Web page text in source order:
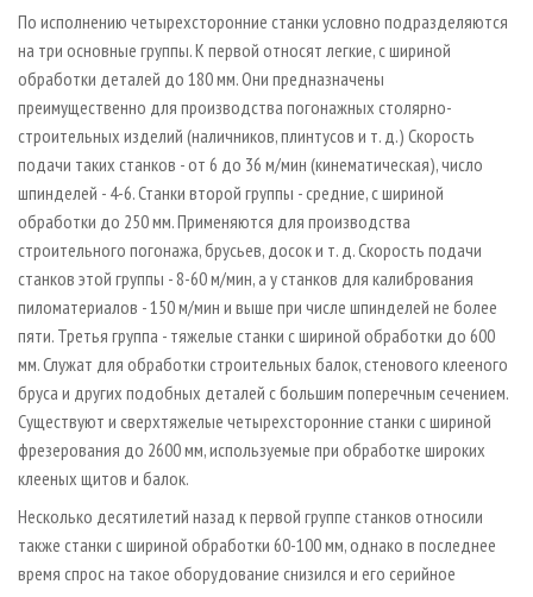
По исполнению четырехсторонние станки условно подразделяются
на три основные группы. К первой относят легкие, с шириной
обработки деталей до 180 мм. Они предназначены
преимущественно для производства погонажных столярно-
строительных изделий (наличников, плинтусов и т. д.) Скорость
подачи таких станков - от 6 до 36 м/мин (кинематическая), число
шпинделей - 4-6. Станки второй группы - средние, с шириной
обработки до 250 мм. Применяются для производства
строительного погонажа, брусьев, досок и т. д. Скорость подачи
станков этой группы - 8-60 м/мин, а у станков для калибрования
пиломатериалов - 150 м/мин и выше при числе шпинделей не более
пяти. Третья группа - тяжелые станки с шириной обработки до 600
мм. Служат для обработки строительных балок, стенового клееного
бруса и других подобных деталей с большим поперечным сечением.
Существуют и сверхтяжелые четырехсторонние станки с шириной
фрезерования до 2600 мм, используемые при обработке широких
клееных щитов и балок.
Несколько десятилетий назад к первой группе станков относили
также станки с шириной обработки 60-100 мм, однако в последнее
время спрос на такое оборудование снизился и его серийное